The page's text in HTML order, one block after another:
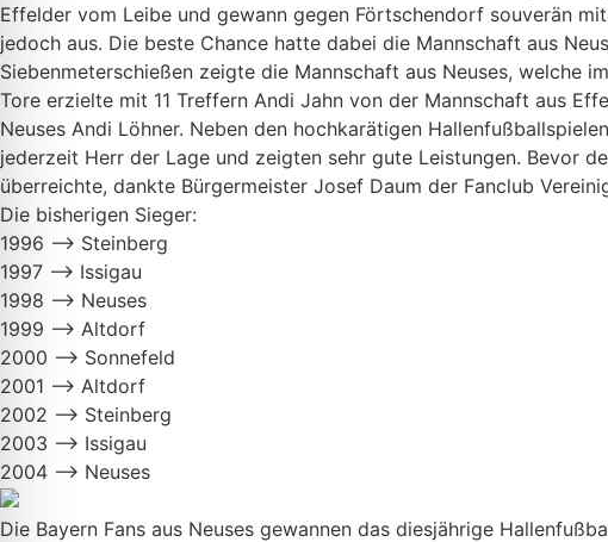
Effelder vom Leibe und gewann gegen Förtschendorf souverän
jedoch aus. Die beste Chance hatte dabei die Mannschaft aus
Siebenmeterschießen zeigte die Mannschaft aus Neuses, welche
Tore erzielte mit 11 Treffern Andi Jahn von der Mannschaft aus
Neuses Andi Löhner. Neben den hochkarätigen
jederzeit Herr der Lage und zeigten sehr gute Leistungen. Bevor
überreichte, dankte Bürgermeister Josef Daum der Fanclub
Die bisherigen Sieger:
1996 –> Steinberg
1997 –> Issigau
1998 –> Neuses
1999 –> Altdorf
2000 –> Sonnefeld
2001 –> Altdorf
2002 –> Steinberg
2003 –> Issigau
2004 –> Neuses
Die Bayern Fans aus Neuses gewannen das diesjährige